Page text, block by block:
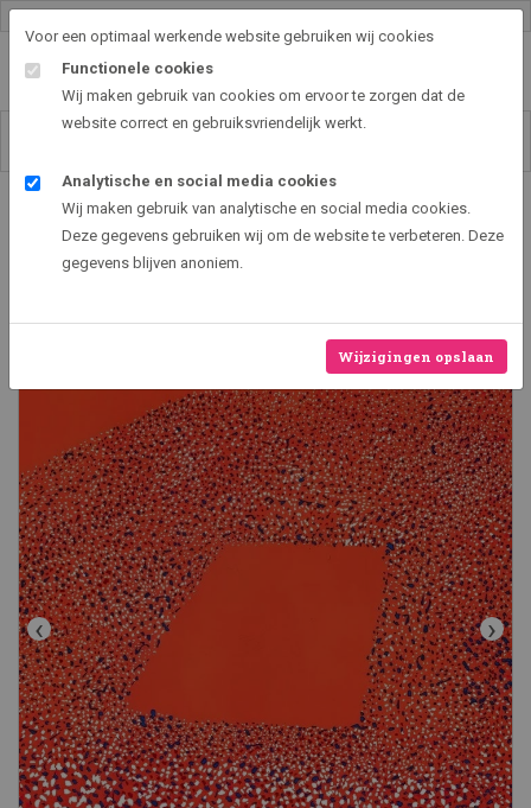
Voor een optimaal werkende website gebruiken wij cookies
Functionele cookies
Wij maken gebruik van cookies om ervoor te zorgen dat de
website correct en gebruiksvriendelijk werkt.
Analytische en social media cookies
Wij maken gebruik van analytische en social media cookies.
Deze gegevens gebruiken wij om de website te verbeteren. Deze
gegevens blijven anoniem.
Wijzigingen opslaan
Art2EXPO GallerySHOP - de leukste kunst cadeau ideeën
Roland Garros 1984
‹ ›